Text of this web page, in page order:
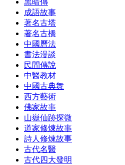
成語故事
著名古塔
著名古橋
中國曆法
書法漫談
民間傳說
中醫教材
中國古典舞
西方藝術
佛家故事
山嶽仙跡探微
道家修煉故事
詩人修煉故事
古代名醫
古代四大發明